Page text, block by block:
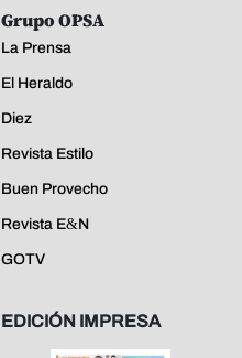
Grupo OPSA
La Prensa
El Heraldo
Diez
Revista Estilo
Buen Provecho
Revista E&N
GOTV
EDICIÓN IMPRESA